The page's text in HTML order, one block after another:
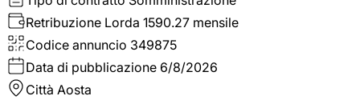
Retribuzione Lorda 1590.27 mensile
Codice annuncio 349875
Data di pubblicazione 6/8/2026
Città Aosta